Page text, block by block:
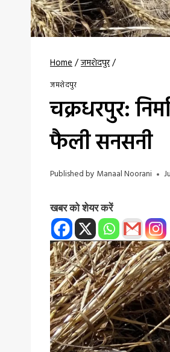
Home/जमशेदपुर/
जमशेदपुर
चक्रधरपुर:
फैली सनसनी
Published by Manaal Noorani
खबर को शेयर करें